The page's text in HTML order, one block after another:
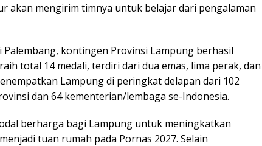
akan mengirim timnya untuk belajar dari pengalaman
Palembang, kontingen Provinsi Lampung berhasil
total 14 medali, terdiri dari dua emas, lima perak, dan
Lampung di peringkat delapan dari 102
dan 64 kementerian/lembaga se-Indonesia.
berharga bagi Lampung untuk meningkatkan
tuan rumah pada Pornas 2027. Selain